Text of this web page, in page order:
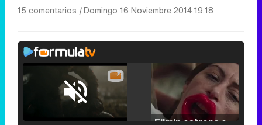
15 comentarios |Domingo 16 Noviembre 2014 19:18
Unmute /